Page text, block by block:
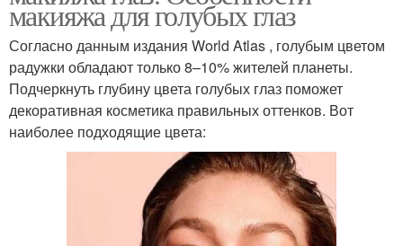
макияжа для голубых глаз
Согласно данным издания World Atlas , голубым цветом
радужки обладают только 8–10% жителей планеты.
Подчеркнуть глубину цвета голубых глаз поможет
декоративная косметика правильных оттенков. Вот
наиболее подходящие цвета: